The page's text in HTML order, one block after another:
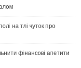
на тлі чуток про
фінансові апетити